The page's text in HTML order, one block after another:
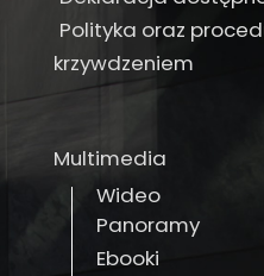
Polityka oraz
krzywdzeniem
Multimedia
Wideo
Panoramy
Ebooki